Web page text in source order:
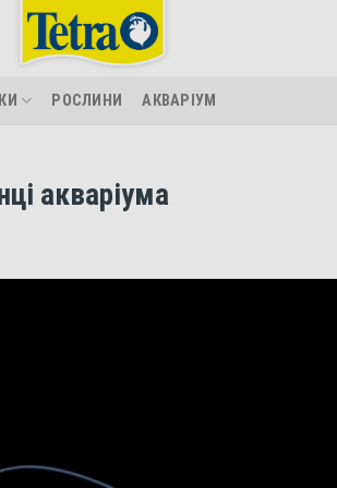
РОСЛИНИ АКВАРІУМ
акваріума